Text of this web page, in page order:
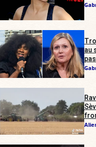
au